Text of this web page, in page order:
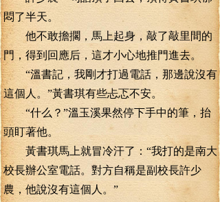
悶了半天。
他不敢擔擱，馬上起身，敲了敲里間的
門，得到回應后，這才小心地推門進去。
“溫書記，我剛才打過電話，那邊說沒有
這個人。”黃書琪有些忐忑不安。
“什么？”溫玉溪果然停下手中的筆，抬
頭盯著他。
黃書琪馬上就冒冷汗了：“我打的是南大
校長辦公室電話。對方自稱是副校長許少
農，他說沒有這個人。”